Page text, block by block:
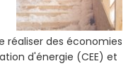
réaliser des économies
d'énergie (CEE) et